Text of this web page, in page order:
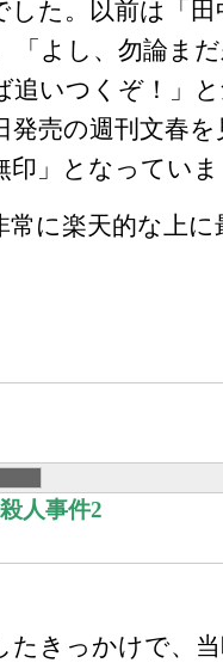
した。以前は「
「よし、勿論ま
追いつくぞ！」
発売の週刊文春
」となっていま
に楽天的な上
人事件2
きっかけで、